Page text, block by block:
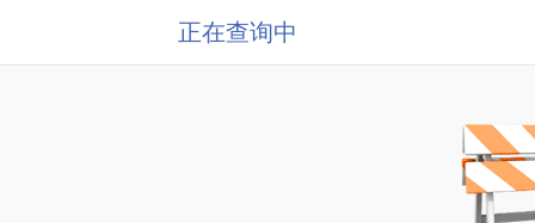
正在查询中